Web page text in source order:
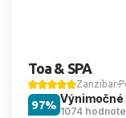
Toa & SPA
Zanzibar
Výnimočné
1074
97%